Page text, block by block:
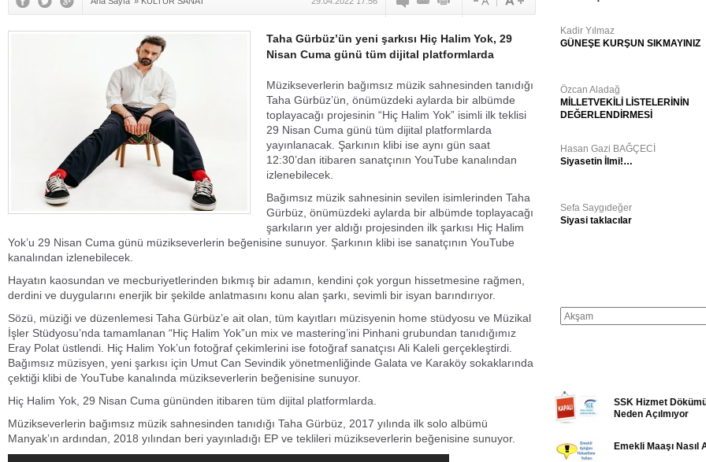
Taha Gürbüz’ün yeni şarkısı Hiç Halim Yok, 29
Nisan Cuma günü tüm dijital platformlarda
Müzikseverlerin bağımsız müzik sahnesinden tanıdığı
Taha Gürbüz’ün, önümüzdeki aylarda bir albümde
toplayacağı projesinin “Hiç Halim Yok” isimli ilk teklisi
29 Nisan Cuma günü tüm dijital platformlarda
yayınlanacak. Şarkının klibi ise aynı gün saat
12:30’dan itibaren sanatçının YouTube kanalından
izlenebilecek.
Bağımsız müzik sahnesinin sevilen isimlerinden Taha
Gürbüz, önümüzdeki aylarda bir albümde toplayacağı
şarkıların yer aldığı projesinden ilk şarkısı Hiç Halim
Yok’u 29 Nisan Cuma günü müzikseverlerin beğenisine sunuyor. Şarkının klibi ise sanatçının YouTube
kanalından izlenebilecek.
Hayatın kaosundan ve mecburiyetlerinden bıkmış bir adamın, kendini çok yorgun hissetmesine rağmen,
derdini ve duygularını enerjik bir şekilde anlatmasını konu alan şarkı, sevimli bir isyan barındırıyor.
Sözü, müziği ve düzenlemesi Taha Gürbüz’e ait olan, tüm kayıtları müzisyenin home stüdyosu ve Müzikal
İşler Stüdyosu’nda tamamlanan “Hiç Halim Yok”un mix ve mastering’ini Pinhani grubundan tanıdığımız
Eray Polat üstlendi. Hiç Halim Yok’un fotoğraf çekimlerini ise fotoğraf sanatçısı Ali Kaleli gerçekleştirdi.
Bağımsız müzisyen, yeni şarkısı için Umut Can Sevindik yönetmenliğinde Galata ve Karaköy sokaklarında
çektiği klibi de YouTube kanalında müzikseverlerin beğenisine sunuyor.
Hiç Halim Yok, 29 Nisan Cuma gününden itibaren tüm dijital platformlarda.
Müzikseverlerin bağımsız müzik sahnesinden tanıdığı Taha Gürbüz, 2017 yılında ilk solo albümü
Manyak’ın ardından, 2018 yılından beri yayınladığı EP ve teklileri müzikseverlerin beğenisine sunuyor.
Kadir Yılmaz
GÜNEŞE KURŞUN SIKMAYINIZ
Özcan Aladağ
MİLLETVEKİLİ LİSTELERİNİN
DEĞERLENDİRMESİ
Hasan Gazi BAĞÇECİ
Siyasetin İlmi!…
Sefa Saygıdeğer
Siyasi taklacılar
SSK Hizmet
Neden Açılmıyor
Emekli Maaşı Nasıl